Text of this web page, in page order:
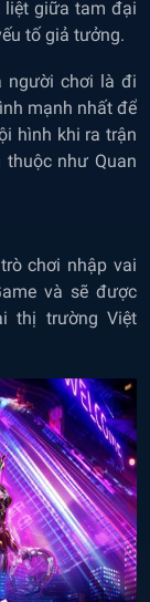
liệt giữa tam đại
tố giả tưởng.
người chơi là đi
mạnh nhất để
hình khi ra trận
như Quan
chơi nhập vai
và sẽ được
thị trường Việt